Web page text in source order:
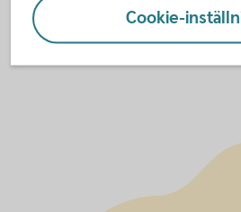
Cookie-